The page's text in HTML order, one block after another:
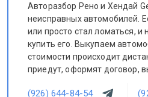
Авторазбор Рено и Хендай
неисправных автомобилей.
или просто стал ломаться,
купить его. Выкупаем
стоимости происходит
приедут, оформят договор,
(926) 644-84-54